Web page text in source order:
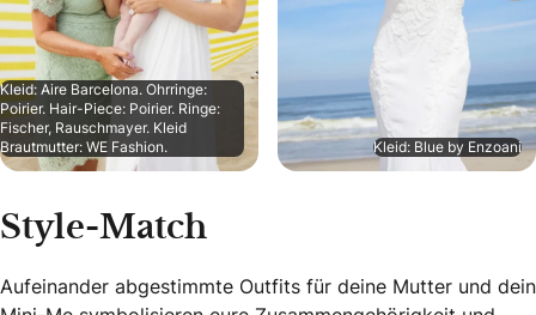
Kleid: Aire Barcelona. Ohrringe:
Poirier. Hair-Piece: Poirier. Ringe:
Fischer, Rauschmayer. Kleid
Brautmutter: WE Fashion.
Kleid: Blue by Enzoani
Style-Match
Aufeinander abgestimmte Outfits für deine Mutter und dein